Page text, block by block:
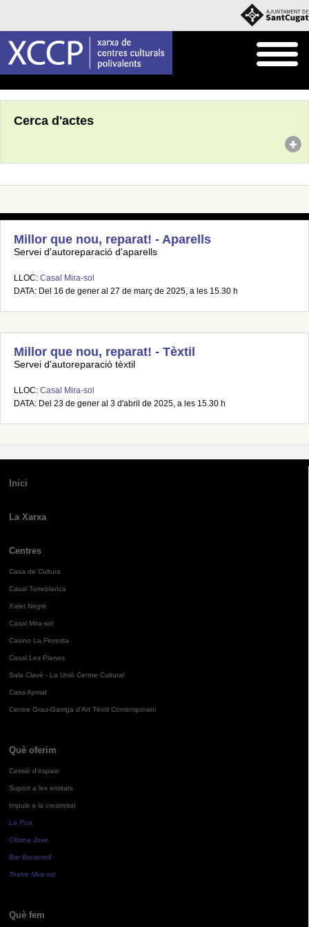
Cerca d'actes
Millor que nou, reparat! - Aparells
Servei d'autoreparació d'aparells
LLOC: Casal Mira-sol
DATA: Del 16 de gener al 27 de març de 2025, a les 15.30 h
Millor que nou, reparat! - Tèxtil
Servei d'autoreparació tèxtil
LLOC: Casal Mira-sol
DATA: Del 23 de gener al 3 d'abril de 2025, a les 15.30 h
Inici
La Xarxa
Centres
Casa de Cultura
Casal Torreblanca
Xalet Negre
Casal Mira-sol
Casino La Floresta
Casal Les Planes
Sala Clavé - La Unió Centre Cultural
Casa Aymat
Centre Grau-Garriga d'Art Tèxtil Contemporani
Què oferim
Cessió d'espais
Suport a les entitats
Impuls a la creativitat
La Pua
Oficina Jove
Bar Bocamoll
Teatre Mira-sol
Què fem